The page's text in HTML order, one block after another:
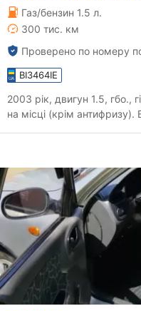
Газ/бензин 1.5 л.
300 тис. км
Проверено по номеру
BI3464IE
2003 рік, двигун 1.5, гбо.,
на місці (крім антифризу).